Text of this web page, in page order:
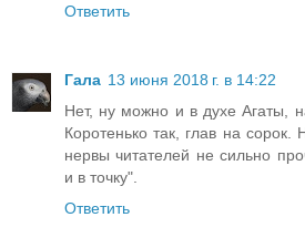
Ответить
Гала 13 июня 2018 г. в 14:22
Нет, ну можно и в духе Агаты,
Коротенько так, глав на
нервы читателей не сильно
и в точку".
Ответить